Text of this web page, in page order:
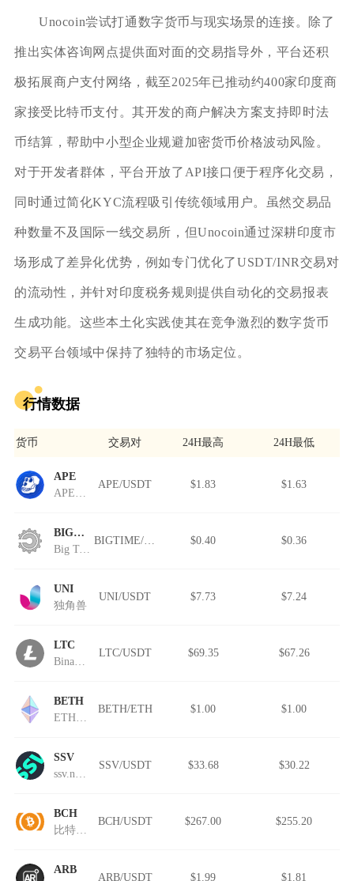
Unocoin尝试打通数字货币与现实场景的连接。除了
推出实体咨询网点提供面对面的交易指导外，平台还积
极拓展商户支付网络，截至2025年已推动约400家印度商
家接受比特币支付。其开发的商户解决方案支持即时法
币结算，帮助中小型企业规避加密货币价格波动风险。
对于开发者群体，平台开放了API接口便于程序化交易，
同时通过简化KYC流程吸引传统领域用户。虽然交易品
种数量不及国际一线交易所，但Unocoin通过深耕印度市
场形成了差异化优势，例如专门优化了USDT/INR交易对
的流动性，并针对印度税务规则提供自动化的交易报表
生成功能。这些本土化实践使其在竞争激烈的数字货币
交易平台领域中保持了独特的市场定位。
行情数据
货币 交易对 24H最高 24H最低
APE
APE/USDT $1.83 $1.63
BIGTIME
Big Time
$0.40 $0.36
UNI
独角兽
UNI/USDT $7.73 $7.24
LTC
LTC/USDT $69.35 $67.26
BETH
BETH/ETH $1.00 $1.00
SSV
SSV/USDT $33.68 $30.22
BCH
BCH/USDT $267.00 $255.20
ARB
ARB/USDT $1.99 $1.81